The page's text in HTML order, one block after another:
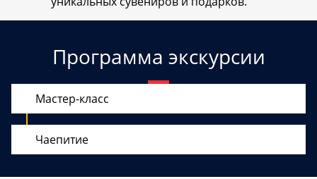
Программа экскурсии
Мастер-класс
Чаепитие